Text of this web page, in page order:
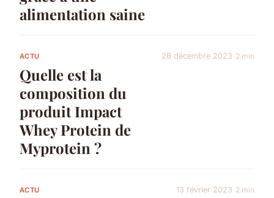
alimentation saine
ACTU
Quelle est la
composition du
produit Impact
Whey Protein de
Myprotein ?
28 décembre 2023 2 min
ACTU 13 février 2023 2 min